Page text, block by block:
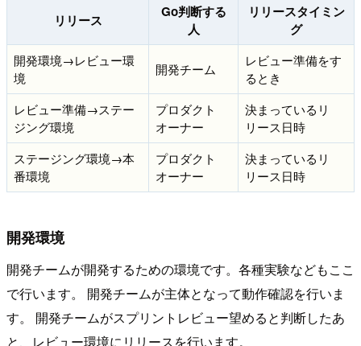
リリース
Go判断する
人
リリースタイミン
グ
開発環境→レビュー環
境
開発チーム
レビュー準備をす
るとき
レビュー準備→ステー
ジング環境
プロダクト
オーナー
決まっているリ
リース日時
ステージング環境→本
番環境
プロダクト
オーナー
決まっているリ
リース日時
開発環境
開発チームが開発するための環境です。各種実験などもここ
で行います。 開発チームが主体となって動作確認を行いま
す。 開発チームがスプリントレビュー望めると判断したあ
と、レビュー環境にリリースを行います。